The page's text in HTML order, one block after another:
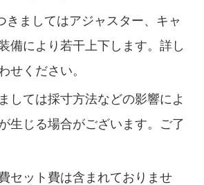
きましてはアジャスター、キャ
備により若干上下します。詳し
せください。
しては採寸方法などの影響によ
生じる場合がございます。ご了
セット費は含まれておりませ